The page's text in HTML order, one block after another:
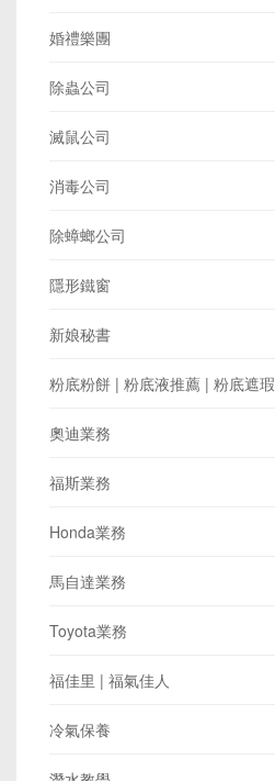
婚禮樂團
除蟲公司
滅鼠公司
消毒公司
除蟑螂公司
隱形鐵窗
新娘秘書
粉底粉餅 | 粉底液推薦 | 粉底遮瑕
奧迪業務
福斯業務
Honda業務
馬自達業務
Toyota業務
福佳里 | 福氣佳人
冷氣保養